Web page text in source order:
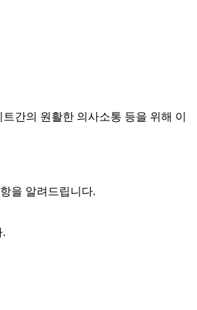
간의 원활한 의사소통 등을 위해 이
을 알려드립니다.
.